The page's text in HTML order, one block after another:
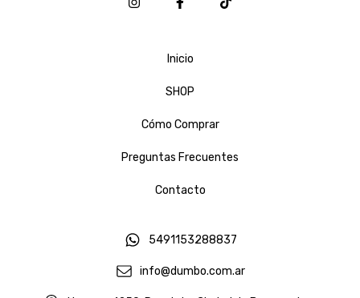
Inicio
SHOP
Cómo Comprar
Preguntas Frecuentes
Contacto
5491153288837
info@dumbo.com.ar